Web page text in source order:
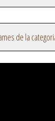
de la